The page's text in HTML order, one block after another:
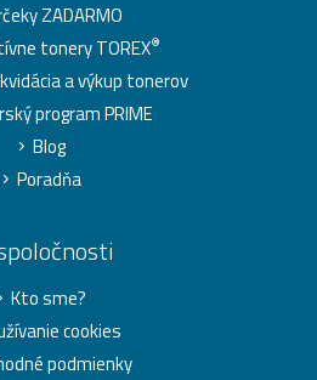
ZADARMO
tonery TOREX®
a výkup tonerov
program PRIME
Blog
Poradňa
Kto sme?
cookies
podmienky